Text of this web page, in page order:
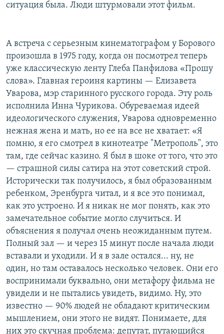
ситуация была. Люди штурмовали этот фильм.
А встреча с серьезным кинематографом у Борового
произошла в 1975 году, когда он посмотрел теперь
уже классическую ленту Глеба Панфилова «Прошу
слова». Главная героиня картины — Елизавета
Уварова, мэр старинного русского города. Эту роль
исполнила Инна Чурикова. Обуреваемая идеей
идеологического служения, Уварова одновременно
нежная жена и мать, но ее на все не хватает: «Я
помню, я его смотрел в кинотеатре "Метрополь", это
там, где сейчас казино. Я был в шоке от того, что это
— страшной силы сатира на этот советский строй.
Исторически так получилось, я был образованным
ребенком, Эренбурга читал, и я все это понимал,
как это устроено. И я никак не мог понять, как это
замечательное событие могло случиться. И
объяснения я получал очень неожиданным путем.
Полный зал — и через 15 минут после начала люди
вставали и уходили. И я в зале остался... ну, не
один, но там оставалось несколько человек. Они его
воспринимали буквально, они метафору фильма не
увидели и не пытались увидеть, видимо. Ну, это
известно — 90% людей не обладают критическим
мышлением, они этого не видят. Понимаете, для
них это скучная проблема: депутат, путающийся